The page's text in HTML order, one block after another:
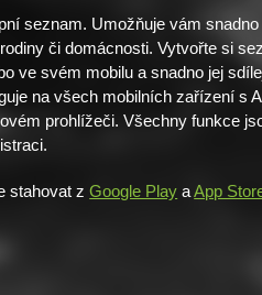
seznam. Umožňuje vám
či domácnosti. Vytvořte si
ve svém mobilu a snadno jej
na všech mobilních zařízení s
prohlížeči. Všechny funkce
stahovat zGoogle Play aApp